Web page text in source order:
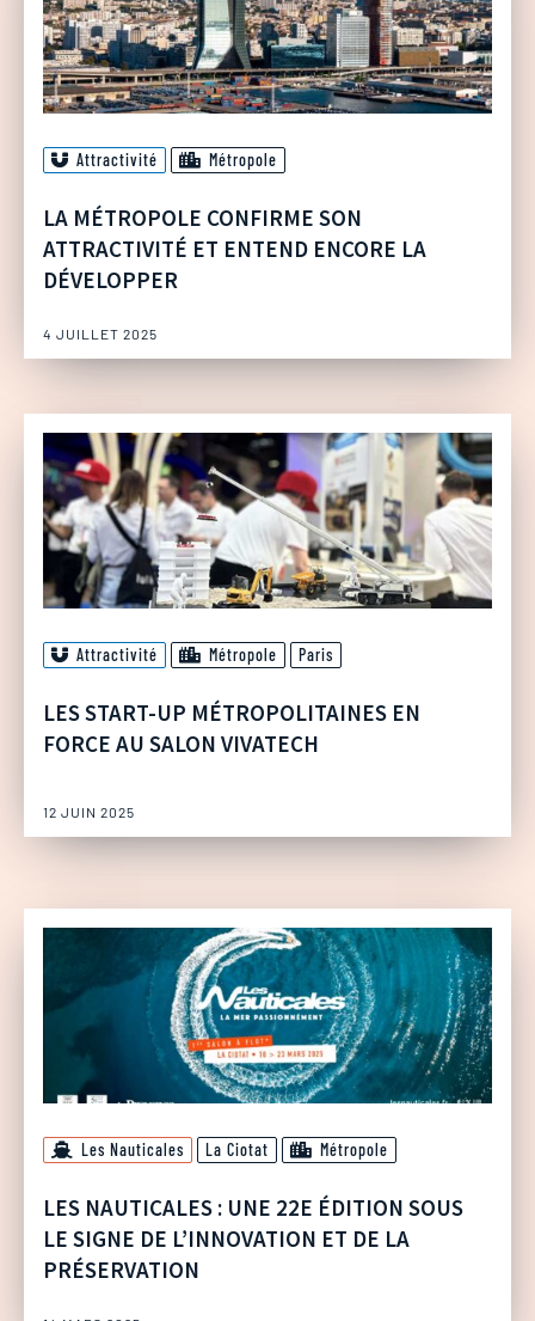
Attractivité Métropole
LA MÉTROPOLE CONFIRME SON
ATTRACTIVITÉ ET ENTEND ENCORE LA
DÉVELOPPER
4 JUILLET 2025
Attractivité Métropole Paris
LES START-UP MÉTROPOLITAINES EN
FORCE AU SALON VIVATECH
12 JUIN 2025
Les Nauticales La Ciotat Métropole
LES NAUTICALES : UNE 22E ÉDITION SOUS
LE SIGNE DE L’INNOVATION ET DE LA
PRÉSERVATION